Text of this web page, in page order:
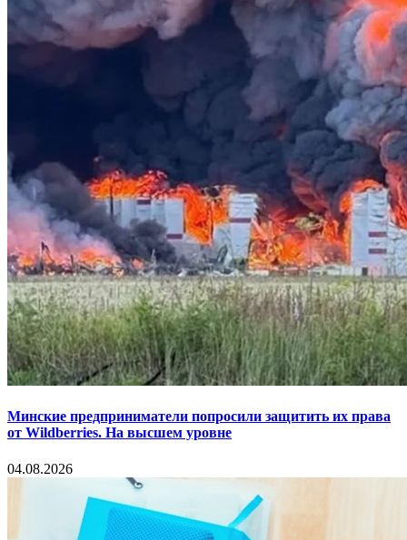
Минские предприниматели попросили защитить их права
от Wildberries. На высшем уровне
04.08.2026